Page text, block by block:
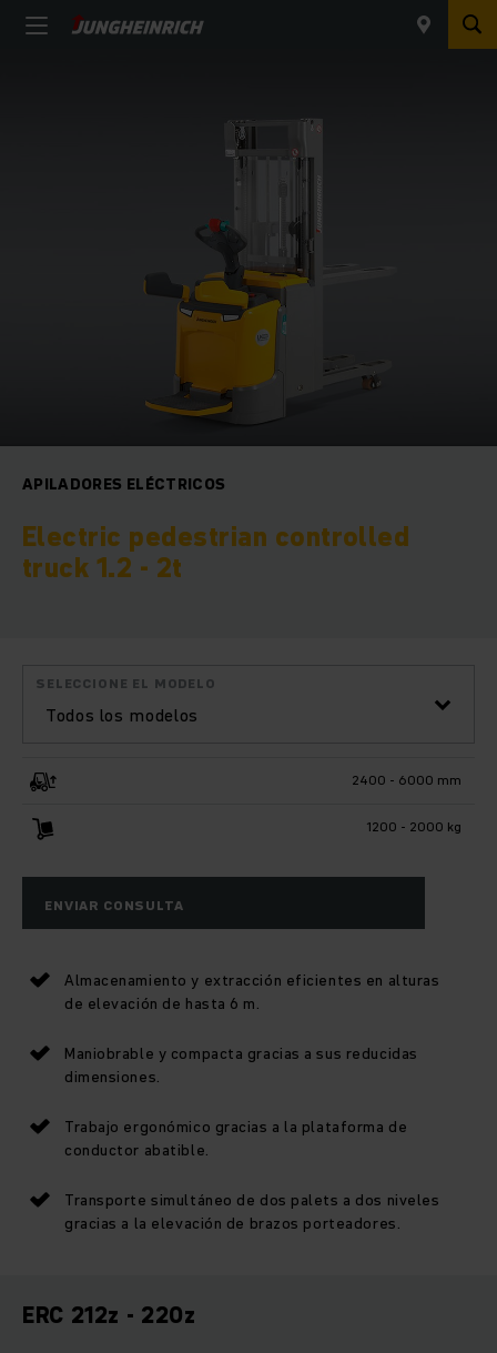
APILADORES ELÉCTRICOS
Electric pedestrian controlled
truck 1.2 - 2t
Todos los modelos
SELECCIONE EL MODELO
2400 - 6000 mm
1200 - 2000 kg
ENVIAR CONSULTA
Almacenamiento y extracción eficientes en alturas
de elevación de hasta 6 m.
Maniobrable y compacta gracias a sus reducidas
dimensiones.
Trabajo ergonómico gracias a la plataforma de
conductor abatible.
Transporte simultáneo de dos palets a dos niveles
gracias a la elevación de brazos porteadores.
ERC 212z - 220z